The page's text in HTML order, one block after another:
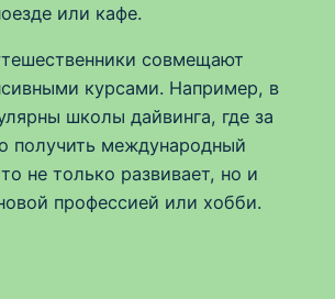
или кафе.
совмещают
курсами. Например, в
школы дайвинга, где за
получить международный
не только развивает, но и
профессией или хобби.